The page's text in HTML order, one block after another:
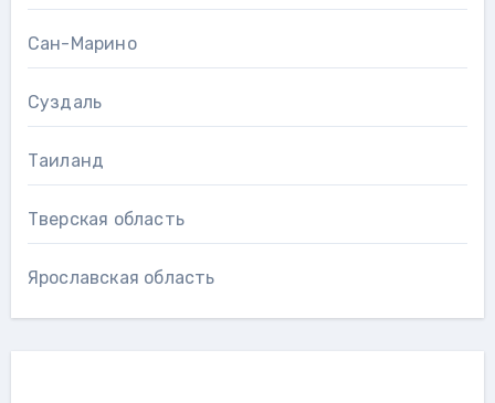
Сан-Марино
Суздаль
Таиланд
Тверская область
Ярославская область